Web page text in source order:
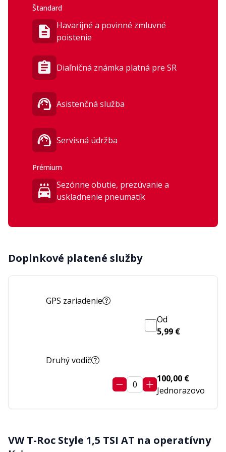
Štandard
Havarijné a povinné zmluvné
poistenie
Diaľničná známka platná pre SR
Asistenčná služba
Servisná údržba
Prémium
Sezónne obutie, prezúvanie a
uskladnenie pneumatík
Doplnkové platené služby
GPS zariadenie
Od
5,99 €
Druhý vodič
0
100,00 €
Jednorazovo
VW T-Roc Style 1,5 TSI AT na operatívny